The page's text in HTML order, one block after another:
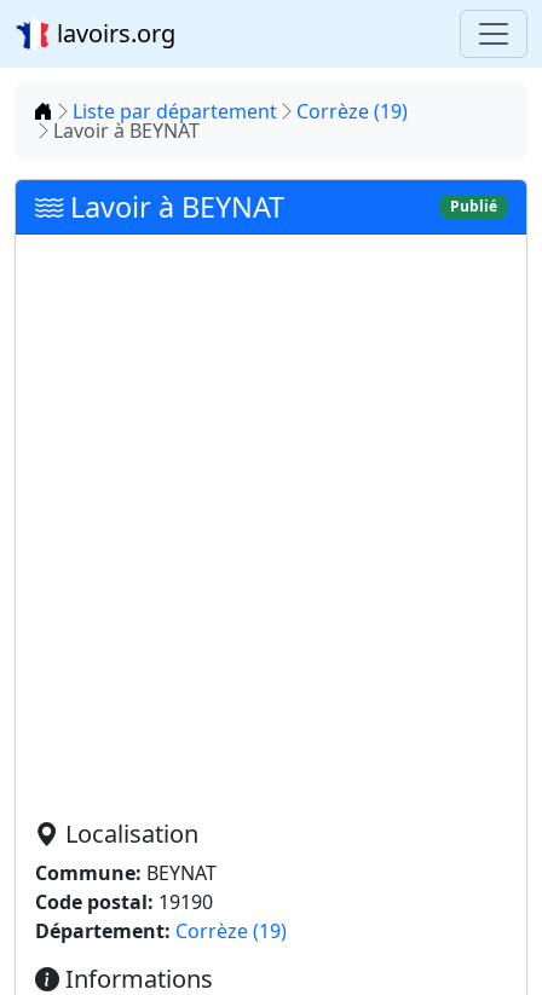
lavoirs.org
Accueil
Liste par département Corrèze (19)
Lavoir à BEYNAT
Lavoir à BEYNAT Publié
Localisation
Commune: BEYNAT
Code postal: 19190
Département: Corrèze (19)
Informations